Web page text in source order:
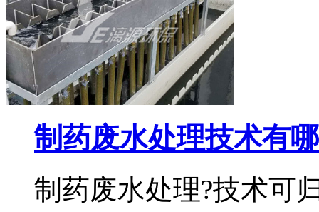
制药废水处理技术有
制药废水处理?技术可